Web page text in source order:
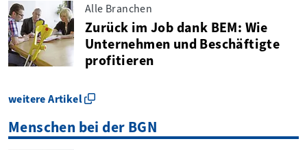
Alle Branchen
Zurück im Job dank BEM: Wie
Unternehmen und Beschäftigte
profitieren
weitere Artikel
Menschen bei der BGN